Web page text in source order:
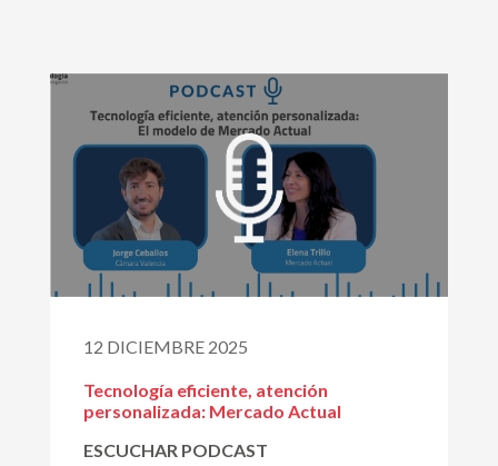
12 DICIEMBRE 2025
Tecnología eficiente, atención
personalizada: Mercado Actual
ESCUCHAR PODCAST